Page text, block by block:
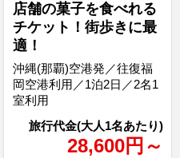
店舗の菓子を食べれる
チケット！街歩きに最
適！
28,600円 ～
沖縄(那覇)空港発／往復福
岡空港利用／1泊2日／2名1
室利用